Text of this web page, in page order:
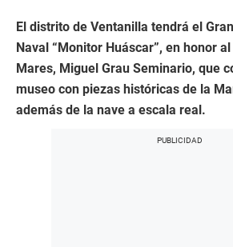
El distrito de Ventanilla tendrá el
Naval “Monitor Huáscar”, en honor
Mares, Miguel Grau Seminario, que
museo con piezas históricas de la
además de la nave a escala real.